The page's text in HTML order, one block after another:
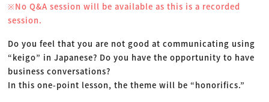
※No Q&A session will be available as this is a recorded
session.
Do you feel that you are not good at communicating using
“keigo” in Japanese? Do you have the opportunity to have
business conversations?
In this one-point lesson, the theme will be “honorifics.”